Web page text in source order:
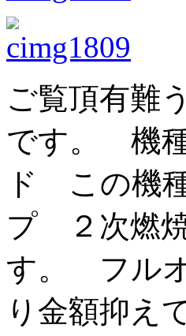
ご覧頂有難
です。 機
ド この機
プ ２次燃
す。 フル
り金額抑え